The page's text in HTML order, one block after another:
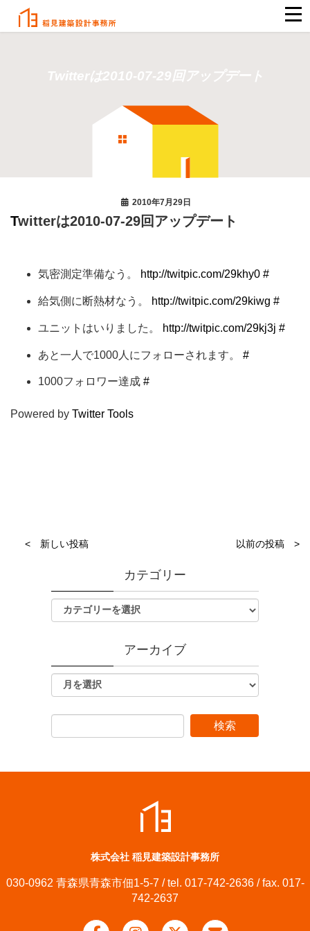
Twitterは2010-07-29回アップデート
2010年7月29日
Twitterは2010-07-29回アップデート
気密測定準備なう。 http://twitpic.com/29khy0 #
給気側に断熱材なう。 http://twitpic.com/29kiwg #
ユニットはいりました。 http://twitpic.com/29kj3j #
あと一人で1000人にフォローされます。 #
1000フォロワー達成 #
Powered by Twitter Tools
< 新しい投稿 以前の投稿 >
カテゴリー
アーカイブ
株式会社 稲見建築設計事務所
030-0962 青森県青森市佃1-5-7 / tel. 017-742-2636 / fax. 017-
742-2637